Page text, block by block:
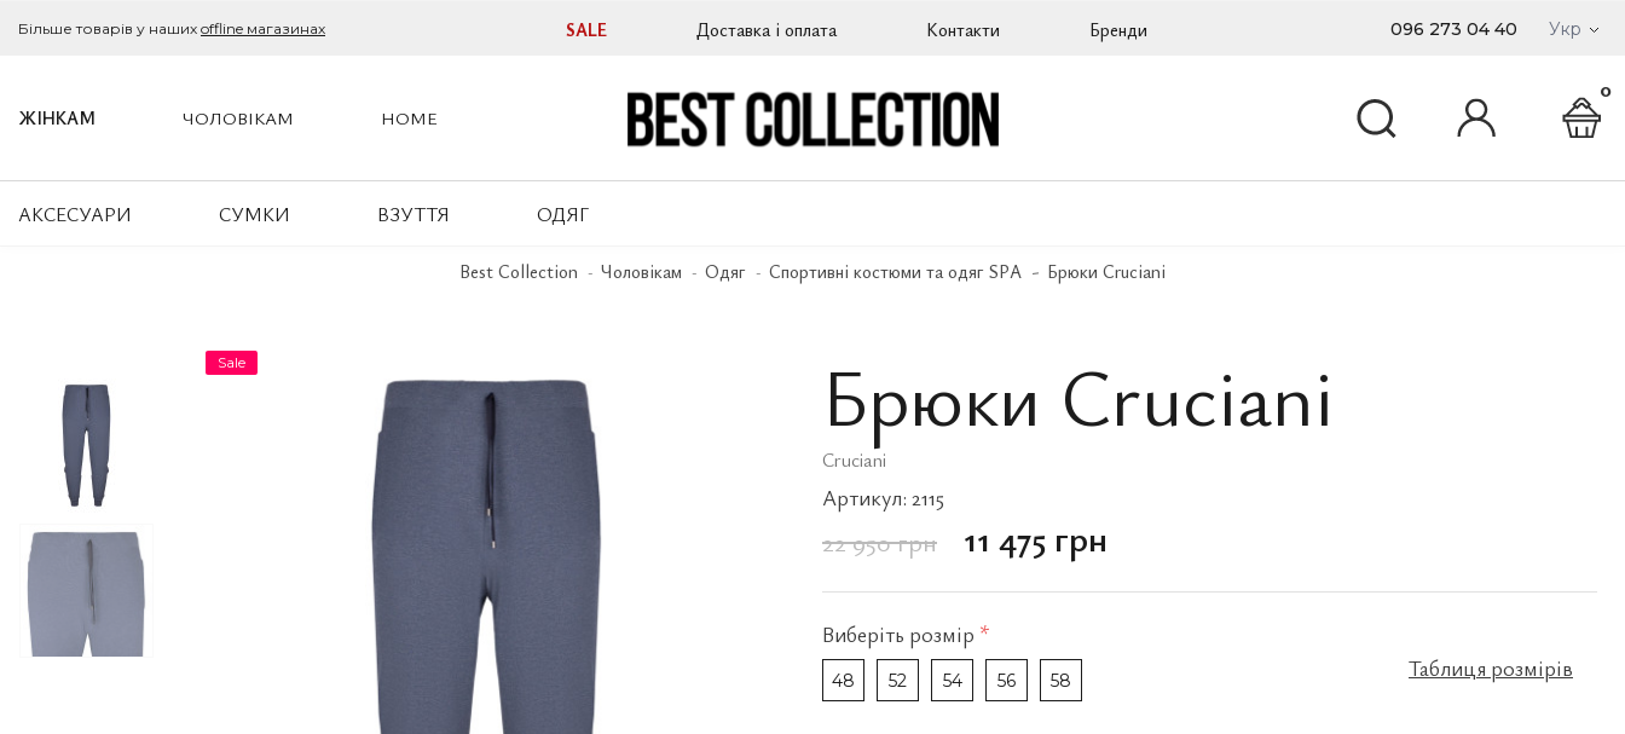
Більше товарів у наших offline магазинах SALE Доставка і оплата Контакти Бренди 096 273 04 40 Укр
ЖІНКАМ
АКСЕСУАРИ СУМКИ ВЗУТТЯ ОДЯГ
ЧОЛОВІКАМ HOME
0
Best Collection Чоловікам Одяг Спортивні костюми та одяг SPA Брюки Cruciani
Sale Брюки Cruciani
Cruciani
Артикул: 2115
22 950 грн 11 475 грн
Виберіть розмір *
48 52 54 56 58 Таблиця розмірів